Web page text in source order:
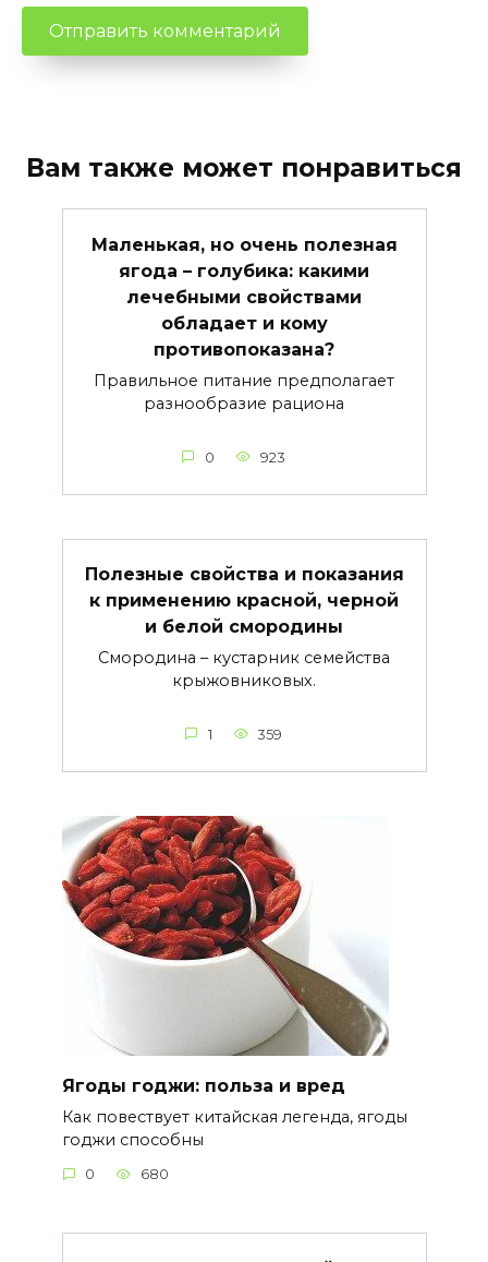
Вам также может понравиться
Маленькая, но очень полезная
ягода – голубика: какими
лечебными свойствами
обладает и кому
противопоказана?
Правильное питание предполагает
разнообразие рациона
0 923
Полезные свойства и показания
к применению красной, черной
и белой смородины
Смородина – кустарник семейства
крыжовниковых.
1 359
Ягоды годжи: польза и вред
Как повествует китайская легенда, ягоды
годжи способны
0 680